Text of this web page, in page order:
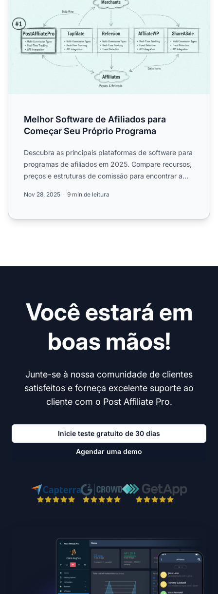
Melhor Software de Afiliados para
Começar Seu Próprio Programa
Descubra as principais plataformas de software para
programas de afiliados em 2025. Compare recursos,
preços e estruturas de comissão para encontrar a
Nov 28, 2025 9 min de leitura
Você estará em
boas mãos!
Junte-se à nossa comunidade de clientes
satisfeitos e forneça excelente suporte ao
cliente com o Post Affiliate Pro.
Inicie teste gratuito de 30 dias
Agendar uma demo